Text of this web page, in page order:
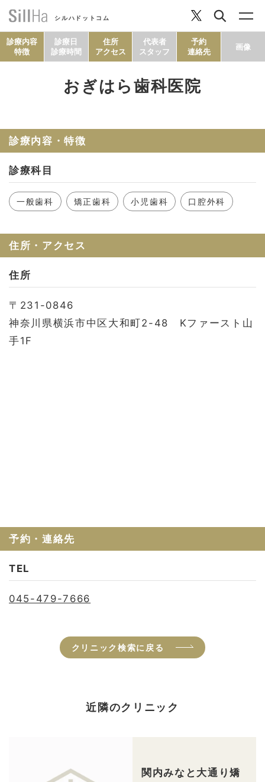
シルハドットコム
セルフチェック
診療内容
特徴
診療日
診療時間
住所
アクセス
代表者
スタッフ
予約
連絡先
画像
おぎはら歯科医院
診療内容・特徴
診療科目
一般歯科 矯正歯科 小児歯科 口腔外科
住所・アクセス
住所
〒231-0846
神奈川県横浜市中区大和町2-48 Kファースト山
手1F
予約・連絡先
TEL
045-479-7666
クリニック検索に戻る
近隣のクリニック
関内みなと大通り矯